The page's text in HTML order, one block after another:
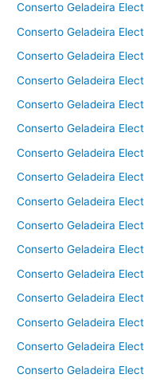
Conserto Geladeira
Conserto Geladeira
Conserto Geladeira
Conserto Geladeira
Conserto Geladeira
Conserto Geladeira
Conserto Geladeira
Conserto Geladeira
Conserto Geladeira
Conserto Geladeira
Conserto Geladeira
Conserto Geladeira
Conserto Geladeira
Conserto Geladeira
Conserto Geladeira
Conserto Geladeira